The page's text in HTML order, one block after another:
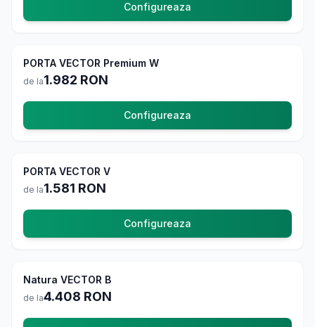
Configureaza
PORTA VECTOR Premium W
de la1.982 RON
Configureaza
PORTA VECTOR V
de la1.581 RON
Configureaza
Natura VECTOR B
de la4.408 RON